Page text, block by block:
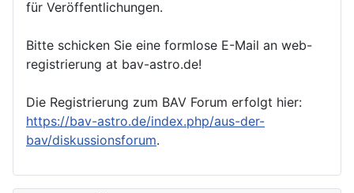
für Veröffentlichungen.
Bitte schicken Sie eine formlose E-Mail an web-
registrierung at bav-astro.de!
Die Registrierung zum BAV Forum erfolgt hier:
https://bav-astro.de/index.php/aus-der-
bav/diskussionsforum.